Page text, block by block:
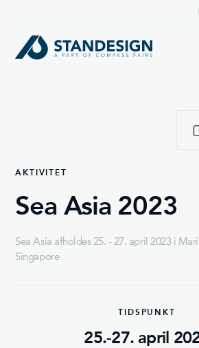
AKTIVITET
Sea Asia 2023
Sea Asia afholdes 25. - 27. april 2023 i
Singapore
TIDSPUNKT
25.-27. april